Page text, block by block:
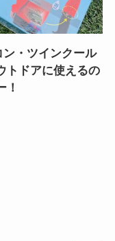
ン・ツインクール
トドアに使えるの
！